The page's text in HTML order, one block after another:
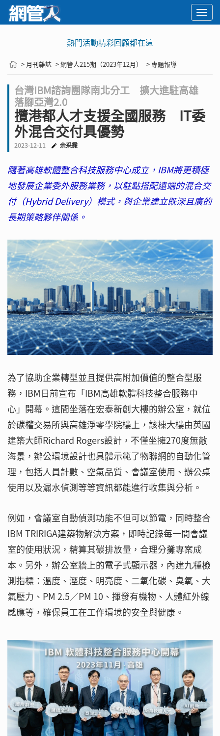
熱門活動精彩回顧都在這
> 月刊雜誌 > 網管人215期（2023年12月） > 專題報導
台灣IBM諮詢團隊南北分工 擴大進駐高雄
落腳亞灣2.0
攬港都人才支援全國服務 IT委
外混合交付具優勢
2023-12-11 余采霏
隨著高雄軟體整合科技服務中心成立，IBM將更積極
地發展企業委外服務業務，以駐點搭配遠端的混合交
付（Hybrid Delivery）模式，與企業建立既深且廣的
長期策略夥伴關係。
為了協助企業轉型並且提供高附加價值的整合型服
務，IBM日前宣布「IBM高雄軟體科技整合服務中
心」開幕。這間坐落在宏泰新創大樓的辦公室，就位
於碳權交易所與高雄淨零學院樓上，該棟大樓由英國
建築大師Richard Rogers設計，不僅坐擁270度無敵
海景，辦公環境設計也具體示範了物聯網的自動化管
理，包括人員計數、空氣品質、會議室使用、辦公桌
使用以及漏水偵測等等資訊都能進行收集與分析。
例如，會議室自動偵測功能不但可以節電，同時整合
IBM TRIRIGA建築物解決方案，即時記錄每一間會議
室的使用狀況，精算其碳排放量，合理分攤專案成
本。另外，辦公室牆上的電子式顯示器，內建九種檢
測指標：溫度、溼度、明亮度、二氧化碳、臭氧、大
氣壓力、PM 2.5／PM 10、揮發有機物、人體紅外線
感應等，確保員工在工作環境的安全與健康。